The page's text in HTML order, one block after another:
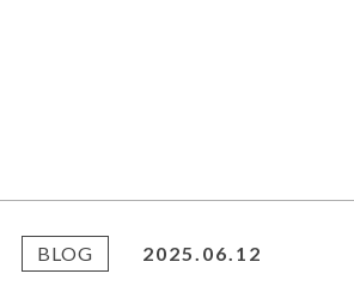
BLOG 2025.06.12